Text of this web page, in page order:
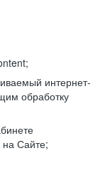
интернет-
обработку
на Сайте;